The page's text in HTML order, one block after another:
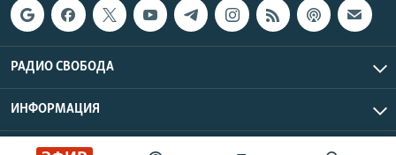
РАДИО СВОБОДА
ИНФОРМАЦИЯ